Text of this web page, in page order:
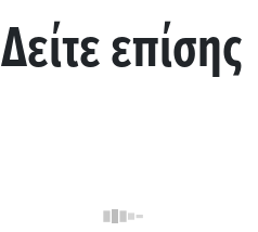
Δείτε επίσης